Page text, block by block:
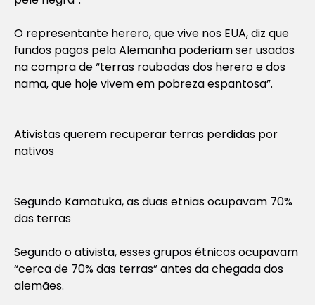
O representante herero, que vive nos EUA, diz que
fundos pagos pela Alemanha poderiam ser usados
na compra de “terras roubadas dos herero e dos
nama, que hoje vivem em pobreza espantosa”.
Ativistas querem recuperar terras perdidas por
nativos
Segundo Kamatuka, as duas etnias ocupavam 70%
das terras
Segundo o ativista, esses grupos étnicos ocupavam
“cerca de 70% das terras” antes da chegada dos
alemães.